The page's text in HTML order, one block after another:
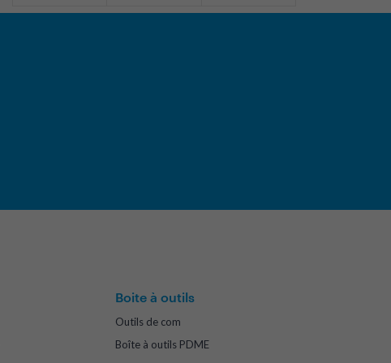
Boite à outils
Outils de com
Boîte à outils PDME